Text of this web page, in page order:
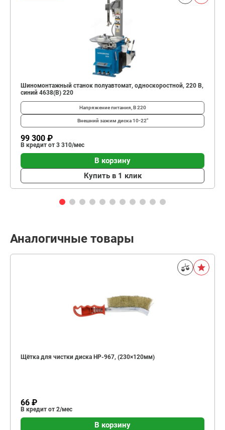
Шиномонтажный станок полуавтомат, односкоростной, 220 В,
синий 4638(B) 220
Напряжение питания, В220
Внешний зажим диска10-22"
99 300 ₽
В кредит от 3 310/мес
В корзину
Купить в 1 клик
Аналогичные товары
Щётка для чистки диска HP-967, (230×120мм)
66 ₽
В кредит от 2/мес
В корзину